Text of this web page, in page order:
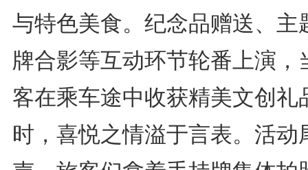
与特色美食。纪念品赠送、主
牌合影等互动环节轮番上演，
客在乘车途中收获精美文创礼
时，喜悦之情溢于言表。活动